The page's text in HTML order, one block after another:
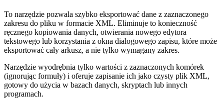
To narzędzie pozwala szybko eksportować dane z zaznaczonego
zakresu do pliku w formacie XML. Eliminuje to konieczność
ręcznego kopiowania danych, otwierania nowego edytora
tekstowego lub korzystania z okna dialogowego zapisu, które może
eksportować cały arkusz, a nie tylko wymagany zakres.
Narzędzie wyodrębnia tylko wartości z zaznaczonych komórek
(ignorując formuły) i oferuje zapisanie ich jako czysty plik XML,
gotowy do użycia w bazach danych, skryptach lub innych
programach.